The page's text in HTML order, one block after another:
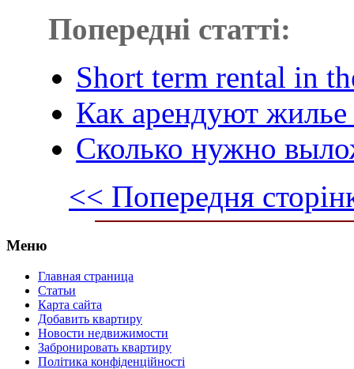
Попередні статті:
Short term rental in
Как арендуют
Сколько нужно
<< Попередня
Меню
Главная страница
Статьи
Карта сайта
Добавить квартиру
Новости недвижимости
Забронировать квартиру
Політика конфіденційності